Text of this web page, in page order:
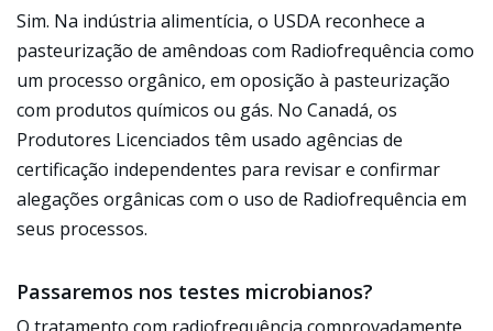
Sim. Na indústria alimentícia, o USDA reconhece a
pasteurização de amêndoas com Radiofrequência como
um processo orgânico, em oposição à pasteurização
com produtos químicos ou gás. No Canadá, os
Produtores Licenciados têm usado agências de
certificação independentes para revisar e confirmar
alegações orgânicas com o uso de Radiofrequência em
seus processos.
Passaremos nos testes microbianos?